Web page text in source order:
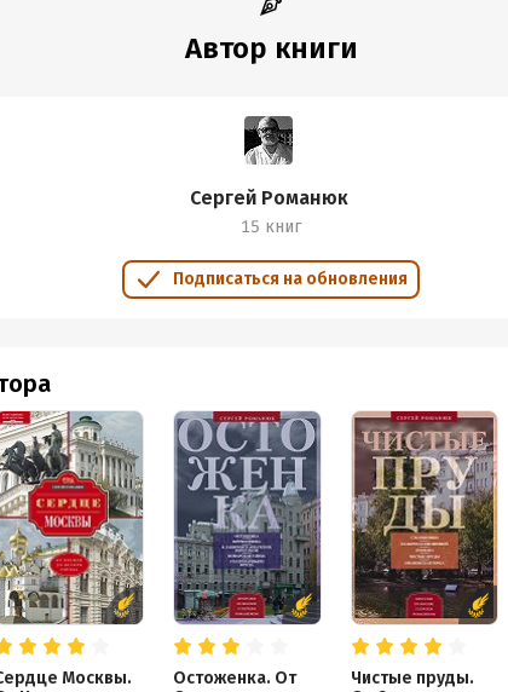
Автор книги
Сергей Романюк
15 книг
Подписаться на обновления
Москвы.
Остоженка. От
Чистые пруды.